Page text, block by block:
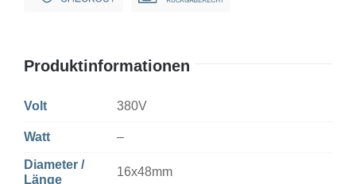
Produktinformationen
Volt 380V
Watt –
Diameter /
Länge
16x48mm